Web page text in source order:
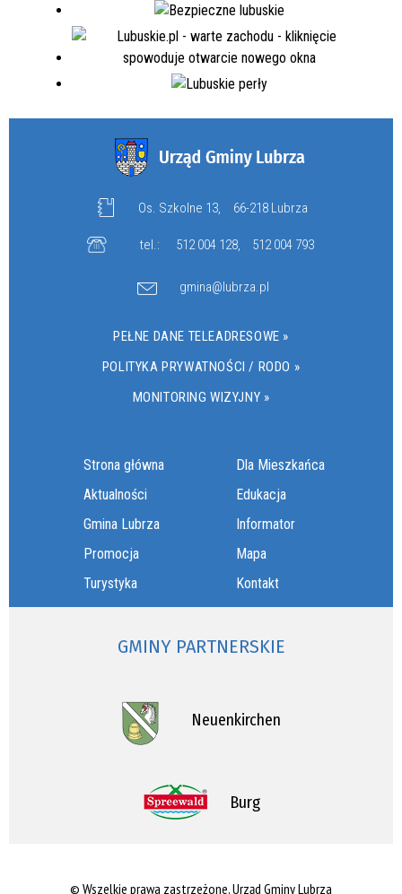
Os. Szkolne 13, 66-218 Lubrza
tel.: 512 004 128, 512 004 793
gmina@lubrza.pl
PEŁNE DANE TELEADRESOWE »
POLITYKA PRYWATNOŚCI / RODO »
MONITORING WIZYJNY »
Strona główna
Aktualności
Gmina Lubrza
Promocja
Turystyka
Dla Mieszkańca
Edukacja
Informator
Mapa
Kontakt
GMINY PARTNERSKIE
Neuenkirchen
Burg
© Wszelkie prawa zastrzeżone, Urząd Gminy Lubrza